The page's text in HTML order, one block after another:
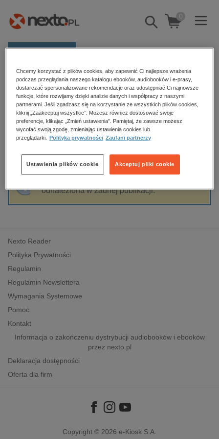
Pokaż/schowaj
wyszukiwarkę
0
Kategorie
Zobacz wszystkie E-prasa
budownictwo, aranżacja wnętrz
biznesowe, branżowe, gospodarka
dzienniki
edukacja
hobby, sport, rozrywka
komputery, internet, technologie, informatyka
polityka, społeczno-informacyjne
psychologiczne
inne
popularno-naukowe
historia
Strona główna Jakub Pioterek
Jakub Pioterek
Sortowanie Filtrowanie
odnaleziona w żadnej publikacji.
Nexto Reader
Polityka Prywatności
Regulamin
Regulamin Newslettera
Wymagania Systemowe
Pomoc
Kontakt
Informacja o zakończeniu dystrybucji audiobooków i ebooków
przez nexto.pl
Deklaracja dostępności
Oferta dla firm
Copyright © 2026 e-Kiosk S.A.
Chcemy korzystać z plików cookies, aby zapewnić Ci najlepsze wrażenia
podczas przeglądania naszego katalogu ebooków, audiobooków i e-prasy,
dostarczać spersonalizowane rekomendacje oraz udostępniać Ci najnowsze
funkcje, które rozwijamy dzięki analizie danych i współpracy z naszymi
partnerami. Jeśli zgadzasz się na korzystanie ze wszystkich plików cookies,
kliknij „Zaakceptuj wszystkie”. Możesz również dostosować swoje
preferencje, klikając „Zmień ustawienia”. Pamiętaj, że zawsze możesz
wycofać swoją zgodę, zmieniając ustawienia cookies lub
przeglądarki.
Polityka prywatności Zaufani partnerzy
Akceptuj pliki cookie
Ustawienia plików cookie